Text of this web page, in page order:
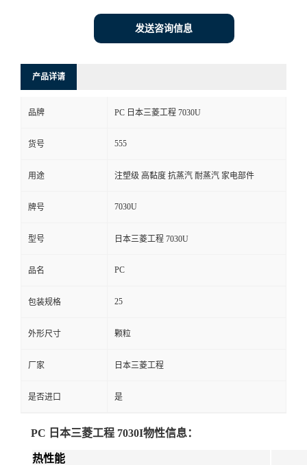
发送咨询信息
产品详请
品牌 PC 日本三菱工程 7030U
货号 555
用途 注塑级 高黏度 抗蒸汽 耐蒸汽 家电部件
牌号 7030U
型号 日本三菱工程 7030U
品名 PC
包装规格 25
外形尺寸 颗粒
厂家 日本三菱工程
是否进口 是
PC 日本三菱工程 7030I物性信息：
热性能